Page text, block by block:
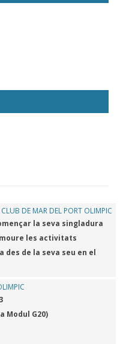
DE MAR DEL PORT OLIMPIC
la seva singladura
les activitats
des de la seva seu en el
Modul G20)